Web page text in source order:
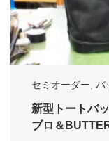
セミオーダー バ
新型トートバ
ブロ＆